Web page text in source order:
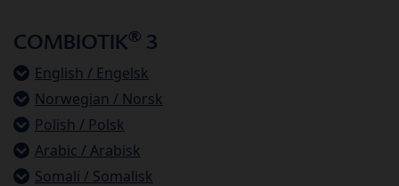
COMBIOTIK® 3
English / Engelsk
Norwegian / Norsk
Polish / Polsk
Arabic / Arabisk
Somali / Somalisk